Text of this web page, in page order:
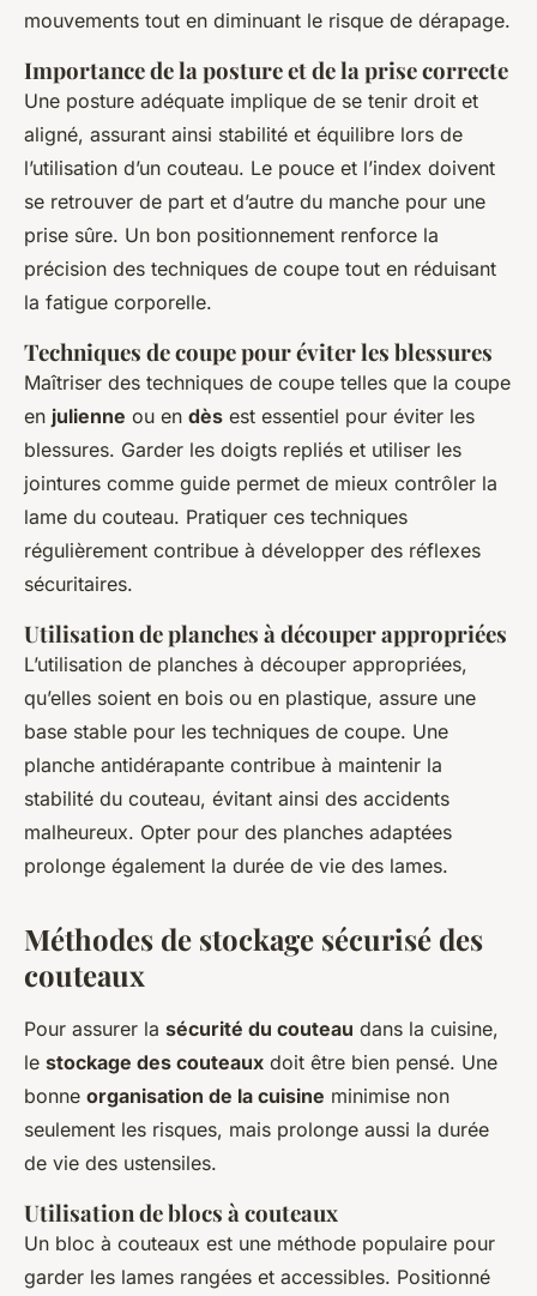
mouvements tout en diminuant le risque de dérapage.
Importance de la posture et de la prise correcte
Une posture adéquate implique de se tenir droit et
aligné, assurant ainsi stabilité et équilibre lors de
l’utilisation d’un couteau. Le pouce et l’index doivent
se retrouver de part et d’autre du manche pour une
prise sûre. Un bon positionnement renforce la
précision des techniques de coupe tout en réduisant
la fatigue corporelle.
Techniques de coupe pour éviter les blessures
Maîtriser des techniques de coupe telles que la coupe
en julienne ou en dès est essentiel pour éviter les
blessures. Garder les doigts repliés et utiliser les
jointures comme guide permet de mieux contrôler la
lame du couteau. Pratiquer ces techniques
régulièrement contribue à développer des réflexes
sécuritaires.
Utilisation de planches à découper appropriées
L’utilisation de planches à découper appropriées,
qu’elles soient en bois ou en plastique, assure une
base stable pour les techniques de coupe. Une
planche antidérapante contribue à maintenir la
stabilité du couteau, évitant ainsi des accidents
malheureux. Opter pour des planches adaptées
prolonge également la durée de vie des lames.
Méthodes de stockage sécurisé des
couteaux
Pour assurer la sécurité du couteau dans la cuisine,
le stockage des couteaux doit être bien pensé. Une
bonne organisation de la cuisine minimise non
seulement les risques, mais prolonge aussi la durée
de vie des ustensiles.
Utilisation de blocs à couteaux
Un bloc à couteaux est une méthode populaire pour
garder les lames rangées et accessibles. Positionné